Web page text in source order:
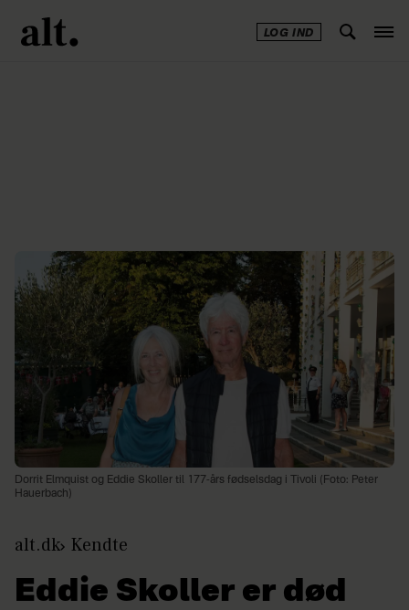
LOG IND
Dorrit Elmquist og Eddie Skoller til 177-års fødselsdag i Tivoli (Foto: Peter
Hauerbach)
alt.dk Kendte
Eddie Skoller er død